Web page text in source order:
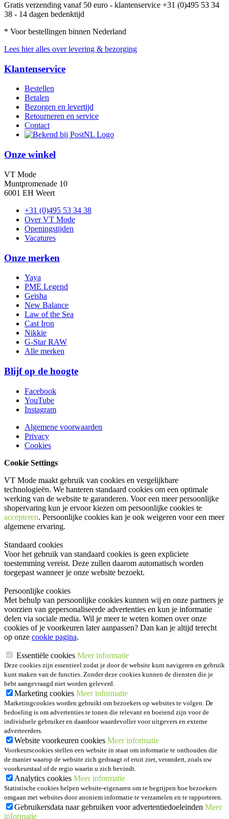
Gratis verzending vanaf 50 euro - klantenservice +31 (0)495 53 34
38 - 14 dagen bedenktijd
* Voor bestellingen binnen Nederland
Lees hier alles over levering & bezorging
Klantenservice
Bestellen
Betalen
Bezorgen en levertijd
Retourneren en service
Contact
Onze winkel
VT Mode
Muntpromenade 10
6001 EH Weert
+31 (0)495 53 34 38
Over VT Mode
Openingstijden
Vacatures
Onze merken
Yaya
PME Legend
Geisha
New Balance
Law of the Sea
Cast Iron
Nikkie
G-Star RAW
Alle merken
Blijf op de hoogte
Facebook
YouTube
Instagram
Algemene voorwaarden
Privacy
Cookies
Cookie Settings
VT Mode maakt gebruik van cookies en vergelijkbare
technologieën. We hanteren standaard cookies om een optimale
werking van de website te garanderen. Voor een meer persoonlijke
shopervaring kun je ervoor kiezen om persoonlijke cookies te
accepteren. Persoonlijke cookies kan je ook weigeren voor een meer
algemene ervaring.
Standaard cookies
Voor het gebruik van standaard cookies is geen expliciete
toestemming vereist. Deze zullen daarom automatisch worden
toegepast wanneer je onze website bezoekt.
Persoonlijke cookies
Met behulp van persoonlijke cookies kunnen wij en onze partners je
voorzien van gepersonaliseerde advertenties en kun je informatie
delen via sociale media. Wil je meer te weten komen over onze
cookies of je voorkeuren later aanpassen? Dan kan je altijd terecht
op onze cookie pagina.
Essentiële cookies Meer informatie
Deze cookies zijn essentieel zodat je door de website kunt navigeren en gebruik
kunt maken van de functies. Zonder deze cookies kunnen de diensten die je
hebt aangevraagd niet worden geleverd.
Marketing cookies Meer informatie
Marketingcookies worden gebruikt om bezoekers op websites te volgen. De
bedoeling is om advertenties te tonen die relevant en boeiend zijn voor de
individuele gebruiker en daardoor waardevoller voor uitgevers en externe
adverteerders.
Website voorkeuren cookies Meer informatie
Voorkeurscookies stellen een website in staat om informatie te onthouden die
de manier waarop de website zich gedraagt of eruit ziet, verandert, zoals uw
voorkeurstaal of de regio waarin u zich bevindt.
Analytics cookies Meer informatie
Statistische cookies helpen website-eigenaren om te begrijpen hoe bezoekers
omgaan met websites door anoniem informatie te verzamelen en te rapporteren.
Gebruikersdata naar gebruiken voor advertentiedoeleinden Meer
informatie